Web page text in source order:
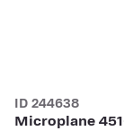
ID 244638
Microplane